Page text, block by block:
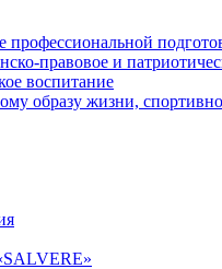
профессиональной
правовое и
воспитание
образу жизни,